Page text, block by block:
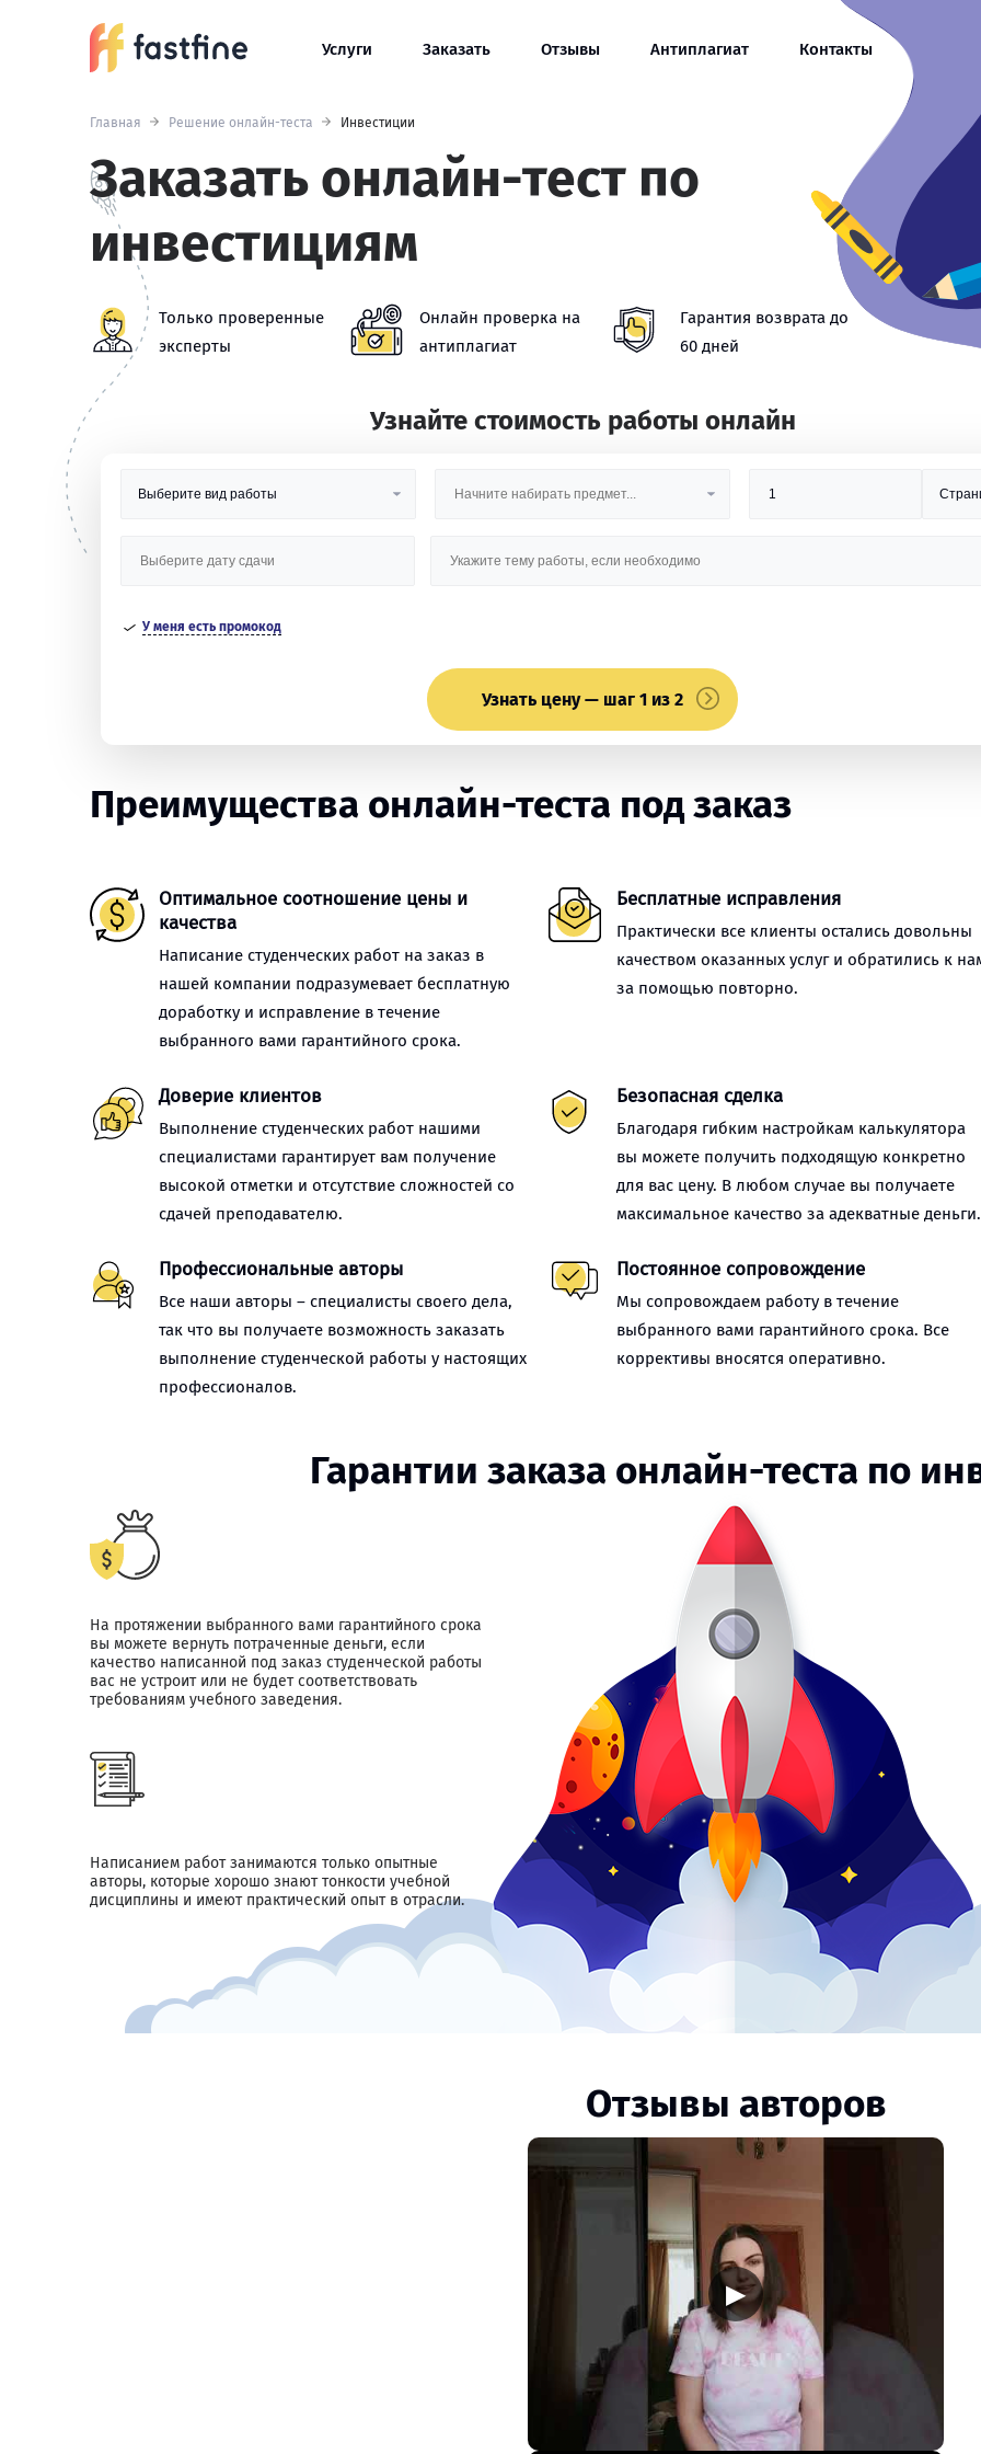
Услуги Заказать Отзывы Антиплагиат Контакты
Главная Решение онлайн-теста Инвестиции
Заказать онлайн-тест по
инвестициям
Только проверенные
эксперты
Онлайн проверка на
антиплагиат
Гарантия возврата до
60 дней
Узнайте стоимость работы онлайн
У меня есть промокод
Узнать цену — шаг 1 из 2
Преимущества онлайн-теста под заказ
Оптимальное соотношение цены и
качества
Написание студенческих работ на заказ в
нашей компании подразумевает бесплатную
доработку и исправление в течение
выбранного вами гарантийного срока.
Бесплатные исправления
Практически все клиенты остались довольны
качеством оказанных услуг и обратились к
за помощью повторно.
Доверие клиентов
Выполнение студенческих работ нашими
специалистами гарантирует вам получение
высокой отметки и отсутствие сложностей со
сдачей преподавателю.
Безопасная сделка
Благодаря гибким настройкам калькулятора
вы можете получить подходящую конкретно
для вас цену. В любом случае вы получаете
максимальное качество за адекватные деньги.
Профессиональные авторы
Все наши авторы – специалисты своего дела,
так что вы получаете возможность заказать
выполнение студенческой работы у настоящих
профессионалов.
Постоянное сопровождение
Мы сопровождаем работу в течение
выбранного вами гарантийного срока. Все
коррективы вносятся оперативно.
Гарантии заказа онлайн-теста по
На протяжении выбранного вами гарантийного срока
вы можете вернуть потраченные деньги, если
качество написанной под заказ студенческой работы
вас не устроит или не будет соответствовать
требованиям учебного заведения.
Написанием работ занимаются только опытные
авторы, которые хорошо знают тонкости учебной
дисциплины и имеют практический опыт в отрасли.
Отзывы авторов
▶